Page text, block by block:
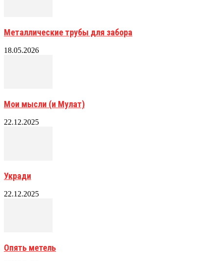
Металлические трубы для забора
18.05.2026
Мои мысли (и Мулат)
22.12.2025
Укради
22.12.2025
Опять метель